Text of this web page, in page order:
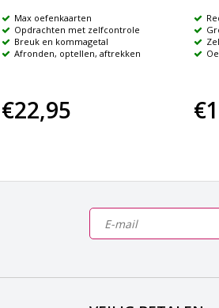
Max oefenkaarten
Opdrachten met zelfcontrole
Breuk en kommagetal
Afronden, optellen, aftrekken
€22,95